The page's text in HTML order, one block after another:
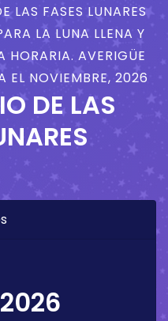
LAS FASES LUNARES
LA LUNA LLENA Y
HORARIA. AVERIGÜE
EL NOVIEMBRE, 2026
DE LAS